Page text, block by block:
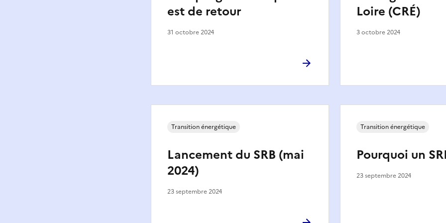
est de retour
31 octobre 2024
Loire (CRÉ)
3 octobre 2024
Lancement du SRB (mai
2024)
Transition énergétique
23 septembre 2024
Pourquoi un
Transition énergétique
23 septembre 2024